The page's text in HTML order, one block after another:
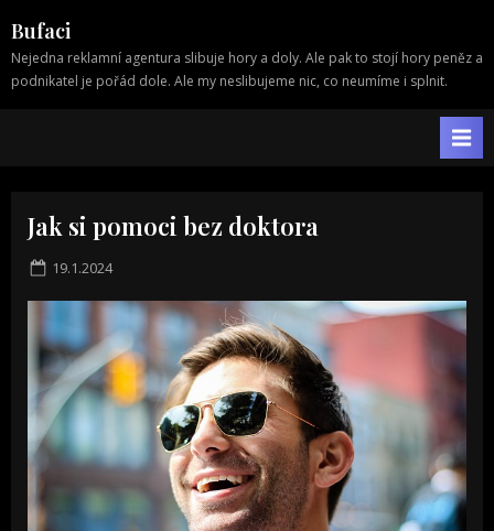
to
content
Bufaci
Nejedna reklamní agentura slibuje hory a doly. Ale pak to stojí hory peněz a
podnikatel je pořád dole. Ale my neslibujeme nic, co neumíme i splnit.
Jak si pomoci bez doktora
Posted
19.1.2024